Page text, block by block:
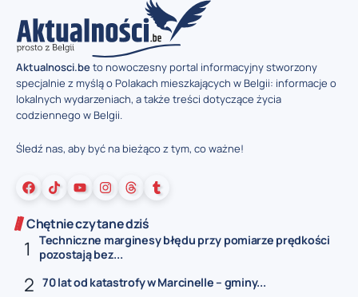
Aktualnosci.beto nowoczesny portal informacyjny stworzony
specjalnie z myślą o Polakach mieszkających w Belgii: informacje o
lokalnych wydarzeniach, a także treści dotyczące życia
codziennego w Belgii.
Śledź nas, aby być na bieżąco z tym, co ważne!
Chętnie czytane dziś
Techniczne marginesy błędu przy pomiarze prędkości
pozostają bez...
70 lat od katastrofy w Marcinelle – gminy...